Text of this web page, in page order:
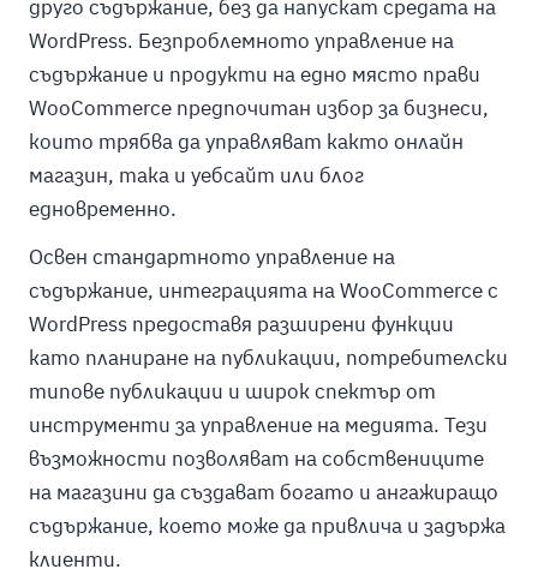
друго съдържание, без да напускат средата на
WordPress. Безпроблемното управление на
съдържание и продукти на едно място прави
WooCommerce предпочитан избор за бизнеси,
които трябва да управляват както онлайн
магазин, така и уебсайт или блог
едновременно.
Освен стандартното управление на
съдържание, интеграцията на WooCommerce с
WordPress предоставя разширени функции
като планиране на публикации, потребителски
типове публикации и широк спектър от
инструменти за управление на медията. Тези
възможности позволяват на собствениците
на магазини да създават богато и ангажиращо
съдържание, което може да привлича и задържа
клиенти.